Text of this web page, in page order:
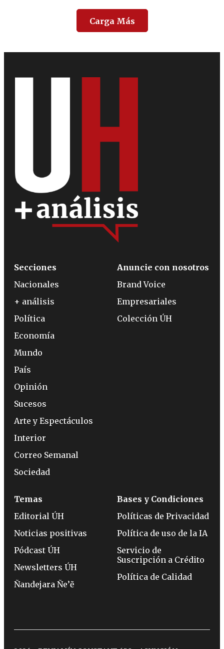
Carga Más
Secciones
Nacionales
+ análisis
Política
Economía
Mundo
País
Opinión
Sucesos
Arte y Espectáculos
Interior
Correo Semanal
Sociedad
Anuncie con nosotros
Brand Voice
Empresariales
Colección ÚH
Temas
Editorial ÚH
Noticias positivas
Pódcast ÚH
Newsletters ÚH
Ñandejara Ñe’ẽ
Bases y Condiciones
Políticas de Privacidad
Política de uso de la IA
Servicio de
Suscripción a Crédito
Política de Calidad